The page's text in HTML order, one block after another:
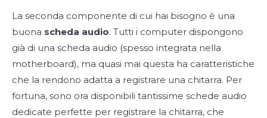
La seconda componente di cui hai bisogno è una
buona scheda audio. Tutti i computer dispongono
già di una scheda audio (spesso integrata nella
motherboard), ma quasi mai questa ha caratteristiche
che la rendono adatta a registrare una chitarra. Per
fortuna, sono ora disponibili tantissime schede audio
dedicate perfette per registrare la chitarra, che